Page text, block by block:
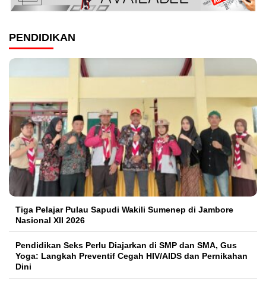
PENDIDIKAN
Tiga Pelajar Pulau Sapudi Wakili Sumenep di Jambore
Nasional XII 2026
Pendidikan Seks Perlu Diajarkan di SMP dan SMA, Gus
Yoga: Langkah Preventif Cegah HIV/AIDS dan Pernikahan
Dini